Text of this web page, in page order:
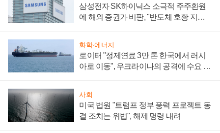
삼성전자 SK하이닉스 소극적 주주환원
에 해외 증권가 비판, "반도체 호황 지속
화학·에너지
로이터 "정제연료 3만 톤 한국에서 러시
아로 이동", 우크라이나의 공격에 수요 늘
사회
미국 법원 "트럼프 정부 풍력 프로젝트 동
결 조치는 위법", 해제 명령 내려